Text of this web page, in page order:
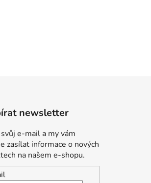
newsletter
e-mail a my vám
zasílat informace o nových
na našem e-shopu.